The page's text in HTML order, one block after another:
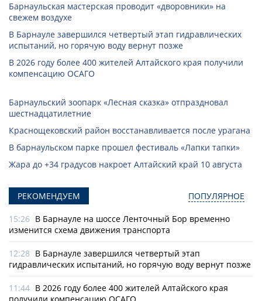
Барнаульская мастерская проводит «дворовники» на
свежем воздухе
В Барнауле завершился четвертый этап гидравлических
испытаний, но горячую воду вернут позже
В 2026 году более 400 жителей Алтайского края получили
компенсацию ОСАГО
Барнаульский зоопарк «Лесная сказка» отпраздновал
шестнадцатилетние
Краснощековский район восстанавливается после урагана
В барнаульском парке прошел фестиваль «Лапки тапки»
Жара до +34 градусов накроет Алтайский край 10 августа
РЕКОМЕНДУЕМ ПОПУЛЯРНОЕ
15:26 В Барнауле на шоссе Ленточный Бор временно
изменится схема движения транспорта
12:28 В Барнауле завершился четвертый этап
гидравлических испытаний, но горячую воду вернут позже
11:44 В 2026 году более 400 жителей Алтайского края